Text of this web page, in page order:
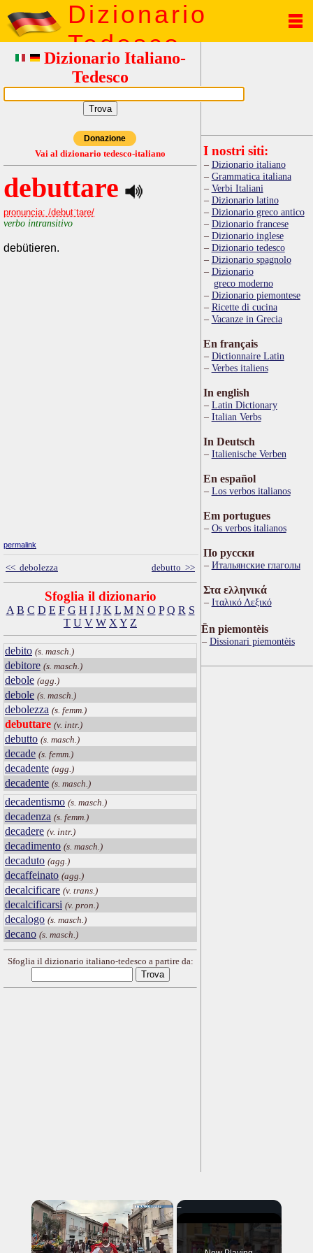
Dizionario
Tedesco
Dizionario Italiano-
Tedesco
Donazione
Vai al dizionario tedesco-italiano
debuttare
pronuncia: /debutˈtare/
verbo intransitivo
debütieren.
permalink
<< debolezza debutto >>
Sfoglia il dizionario
A B C D E F G H I J K L M N O P Q R S
T U V W X Y Z
debito (s. masch.)
debitore (s. masch.)
debole (agg.)
debole (s. masch.)
debolezza (s. femm.)
debuttare (v. intr.)
debutto (s. masch.)
decade (s. femm.)
decadente (agg.)
decadente (s. masch.)
decadentismo (s. masch.)
decadenza (s. femm.)
decadere (v. intr.)
decadimento (s. masch.)
decaduto (agg.)
decaffeinato (agg.)
decalcificare (v. trans.)
decalcificarsi (v. pron.)
decalogo (s. masch.)
decano (s. masch.)
Sfoglia il dizionario italiano-tedesco a partire da:
I nostri siti:
Dizionario italiano
Grammatica italiana
Verbi Italiani
Dizionario latino
Dizionario greco antico
Dizionario francese
Dizionario inglese
Dizionario tedesco
Dizionario spagnolo
Dizionario
greco moderno
Dizionario piemontese
Ricette di cucina
Vacanze in Grecia
En français
Dictionnaire Latin
Verbes italiens
In english
Latin Dictionary
Italian Verbs
In Deutsch
Italienische Verben
En español
Los verbos italianos
Em portugues
Os verbos italianos
По русски
Итальянские глаголы
Στα ελληνικά
Ιταλικό Λεξικό
Ën piemontèis
Dissionari piemontèis
×